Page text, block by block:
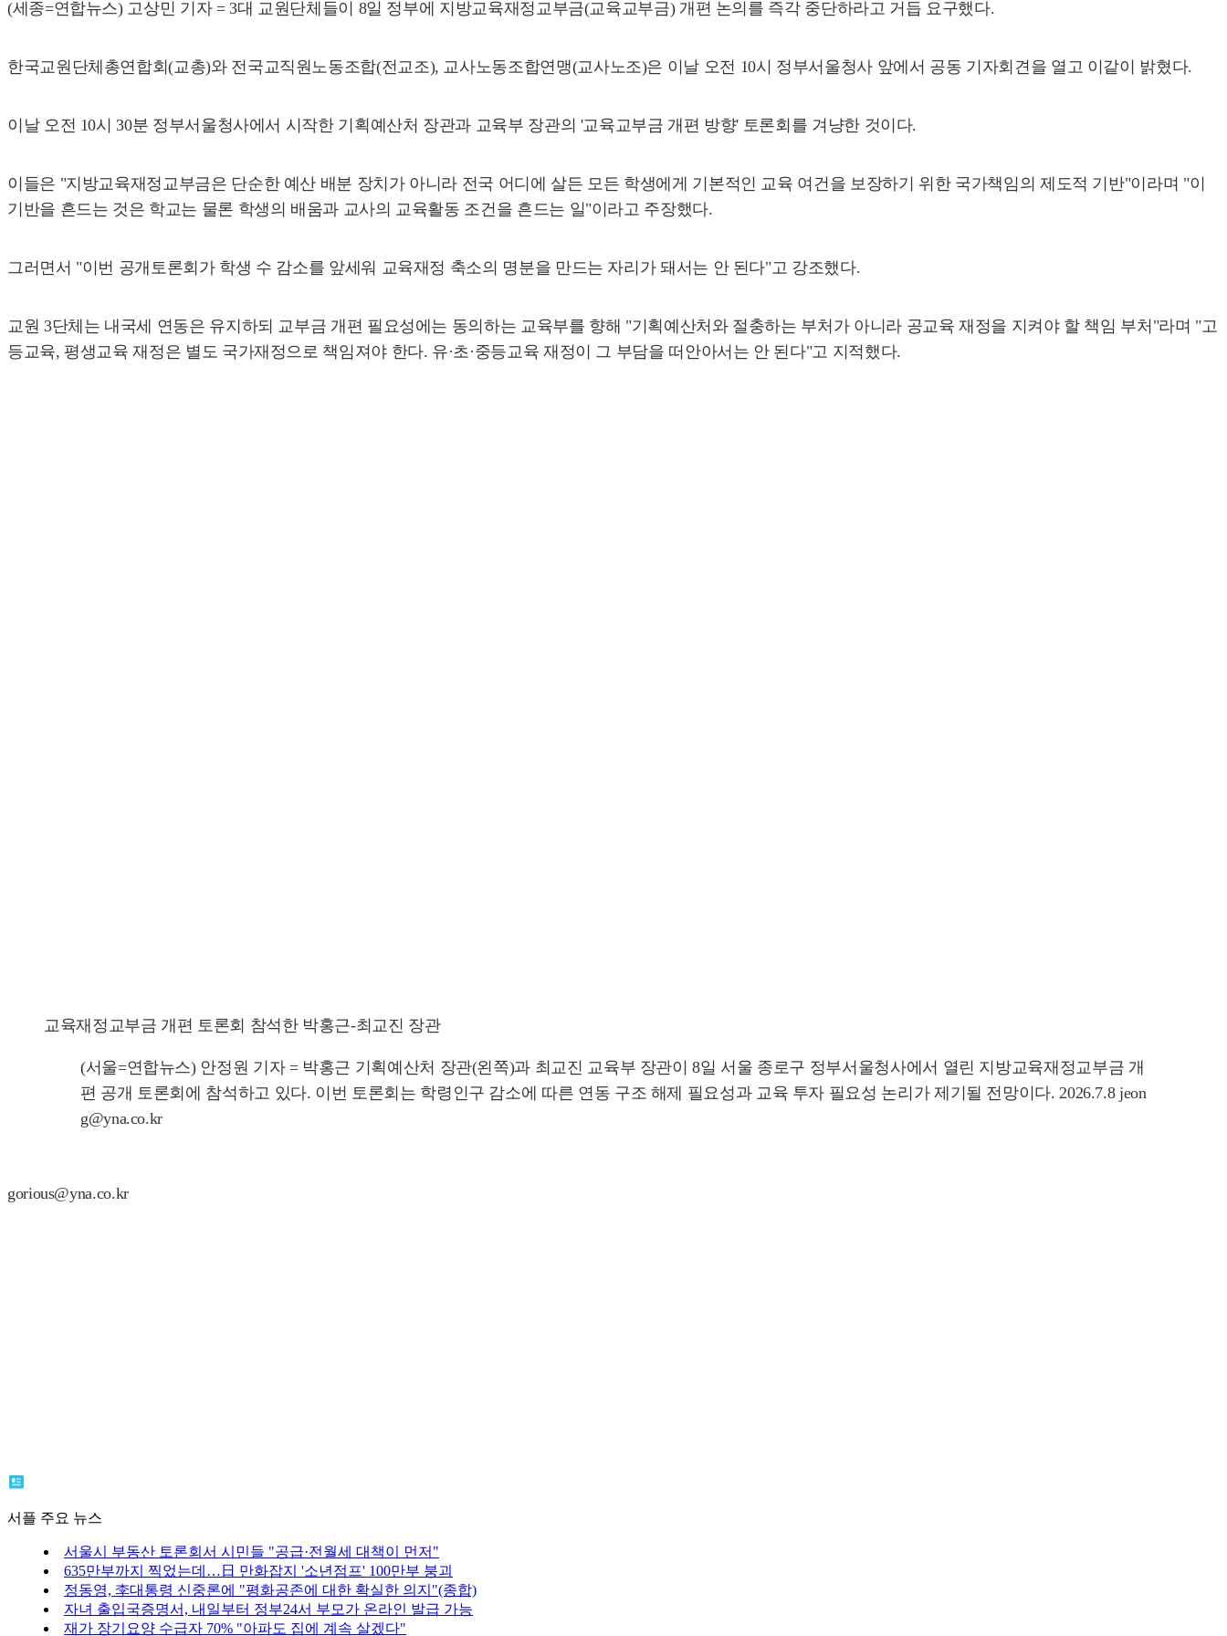
(세종=연합뉴스) 고상민 기자 = 3대 교원단체들이 8일 정부에 지방교육재정교부금(교육교부금) 개편 논의를 즉각 중단하라고 거듭 요구했다.
한국교원단체총연합회(교총)와 전국교직원노동조합(전교조), 교사노동조합연맹(교사노조)은 이날 오전 10시 정부서울청사 앞에서 공동 기자회견을 열고 이같이 밝혔다.
이날 오전 10시 30분 정부서울청사에서 시작한 기획예산처 장관과 교육부 장관의 '교육교부금 개편 방향' 토론회를 겨냥한 것이다.
이들은 "지방교육재정교부금은 단순한 예산 배분 장치가 아니라 전국 어디에 살든 모든 학생에게 기본적인 교육 여건을 보장하기 위한 국가책임의 제도적 기반"이라며 "이
기반을 흔드는 것은 학교는 물론 학생의 배움과 교사의 교육활동 조건을 흔드는 일"이라고 주장했다.
그러면서 "이번 공개토론회가 학생 수 감소를 앞세워 교육재정 축소의 명분을 만드는 자리가 돼서는 안 된다"고 강조했다.
교원 3단체는 내국세 연동은 유지하되 교부금 개편 필요성에는 동의하는 교육부를 향해 "기획예산처와 절충하는 부처가 아니라 공교육 재정을 지켜야 할 책임 부처"라며 "고
등교육, 평생교육 재정은 별도 국가재정으로 책임져야 한다. 유·초·중등교육 재정이 그 부담을 떠안아서는 안 된다"고 지적했다.
교육재정교부금 개편 토론회 참석한 박홍근-최교진 장관
(서울=연합뉴스) 안정원 기자 = 박홍근 기획예산처 장관(왼쪽)과 최교진 교육부 장관이 8일 서울 종로구 정부서울청사에서 열린 지방교육재정교부금 개
편 공개 토론회에 참석하고 있다. 이번 토론회는 학령인구 감소에 따른 연동 구조 해제 필요성과 교육 투자 필요성 논리가 제기될 전망이다. 2026.7.8 jeon
g@yna.co.kr
gorious@yna.co.kr
서플 주요 뉴스
서울시 부동산 토론회서 시민들 "공급·전월세 대책이 먼저"
635만부까지 찍었는데…日 만화잡지 '소년점프' 100만부 붕괴
정동영, 李대통령 신중론에 "평화공존에 대한 확실한 의지"(종합)
자녀 출입국증명서, 내일부터 정부24서 부모가 온라인 발급 가능
재가 장기요양 수급자 70% "아파도 집에 계속 살겠다"